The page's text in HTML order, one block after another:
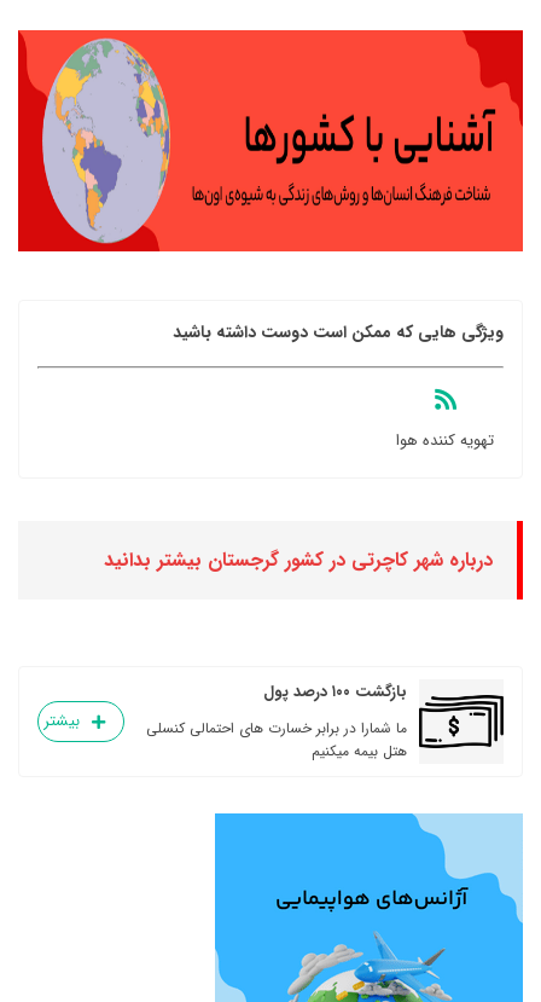
ویژگی هایی که ممکن است دوست داشته باشید
تهویه کننده هوا
درباره شهر کاچرتی در کشور گرجستان بیشتر بدانید
بازگشت ۱۰۰ درصد پول
ما شمارا در برابر خسارت های احتمالی کنسلی
هتل بیمه میکنیم
بیشتر